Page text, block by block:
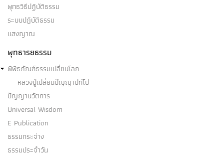
พุทธวิธีปฏิบัติธรรม
ระบบปฏิบัติธรรม
แสงญาณ
พุทธารยธรรม
พิพิธภัณฑ์ธรรมเปลี่ยนโลก
หลวงปู่เปลี่ยนปัญญาปทีโป
ปัญญานวัตการ
Universal Wisdom
E Publication
ธรรมกระจ่าง
ธรรมประจำวัน